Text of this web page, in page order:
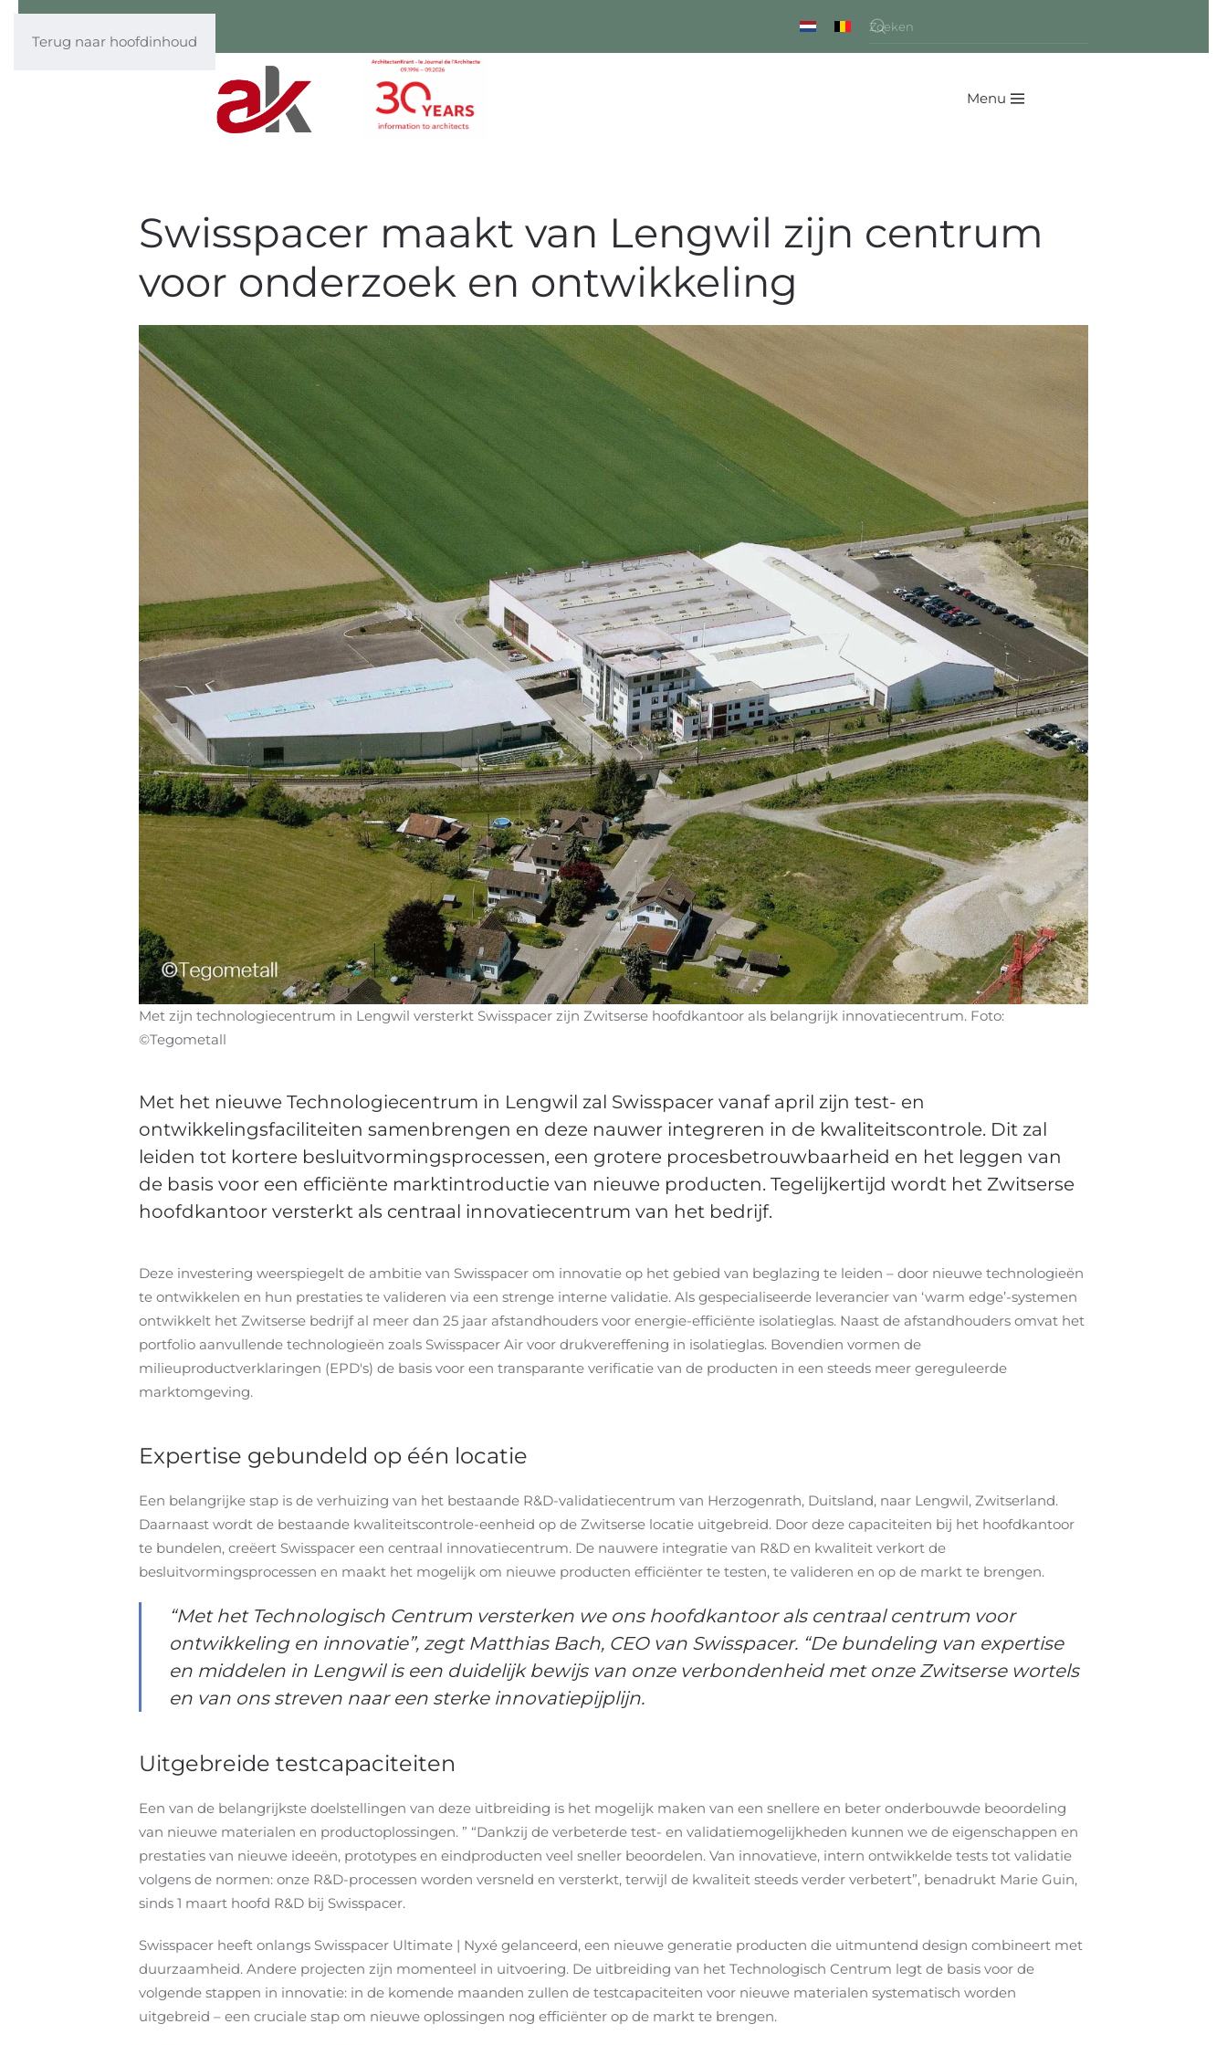
Terug naar hoofdinhoud
Menu
Swisspacer maakt van Lengwil zijn centrum
voor onderzoek en ontwikkeling
Met zijn technologiecentrum in Lengwil versterkt Swisspacer zijn Zwitserse hoofdkantoor als belangrijk innovatiecentrum. Foto:
©Tegometall
Met het nieuwe Technologiecentrum in Lengwil zal Swisspacer vanaf april zijn test- en
ontwikkelingsfaciliteiten samenbrengen en deze nauwer integreren in de kwaliteitscontrole. Dit zal
leiden tot kortere besluitvormingsprocessen, een grotere procesbetrouwbaarheid en het leggen van
de basis voor een efficiënte marktintroductie van nieuwe producten. Tegelijkertijd wordt het Zwitserse
hoofdkantoor versterkt als centraal innovatiecentrum van het bedrijf.
Deze investering weerspiegelt de ambitie van Swisspacer om innovatie op het gebied van beglazing te leiden – door nieuwe technologieën
te ontwikkelen en hun prestaties te valideren via een strenge interne validatie. Als gespecialiseerde leverancier van ‘warm edge’-systemen
ontwikkelt het Zwitserse bedrijf al meer dan 25 jaar afstandhouders voor energie-efficiënte isolatieglas. Naast de afstandhouders omvat het
portfolio aanvullende technologieën zoals Swisspacer Air voor drukvereffening in isolatieglas. Bovendien vormen de
milieuproductverklaringen (EPD's) de basis voor een transparante verificatie van de producten in een steeds meer gereguleerde
marktomgeving.
Expertise gebundeld op één locatie
Een belangrijke stap is de verhuizing van het bestaande R&D-validatiecentrum van Herzogenrath, Duitsland, naar Lengwil, Zwitserland.
Daarnaast wordt de bestaande kwaliteitscontrole-eenheid op de Zwitserse locatie uitgebreid. Door deze capaciteiten bij het hoofdkantoor
te bundelen, creëert Swisspacer een centraal innovatiecentrum. De nauwere integratie van R&D en kwaliteit verkort de
besluitvormingsprocessen en maakt het mogelijk om nieuwe producten efficiënter te testen, te valideren en op de markt te brengen.
“Met het Technologisch Centrum versterken we ons hoofdkantoor als centraal centrum voor
ontwikkeling en innovatie”, zegt Matthias Bach, CEO van Swisspacer. “De bundeling van expertise
en middelen in Lengwil is een duidelijk bewijs van onze verbondenheid met onze Zwitserse wortels
en van ons streven naar een sterke innovatiepijplijn.
Uitgebreide testcapaciteiten
Een van de belangrijkste doelstellingen van deze uitbreiding is het mogelijk maken van een snellere en beter onderbouwde beoordeling
van nieuwe materialen en productoplossingen. ” “Dankzij de verbeterde test- en validatiemogelijkheden kunnen we de eigenschappen en
prestaties van nieuwe ideeën, prototypes en eindproducten veel sneller beoordelen. Van innovatieve, intern ontwikkelde tests tot validatie
volgens de normen: onze R&D-processen worden versneld en versterkt, terwijl de kwaliteit steeds verder verbetert”, benadrukt Marie Guin,
sinds 1 maart hoofd R&D bij Swisspacer.
Swisspacer heeft onlangs Swisspacer Ultimate | Nyxé gelanceerd, een nieuwe generatie producten die uitmuntend design combineert met
duurzaamheid. Andere projecten zijn momenteel in uitvoering. De uitbreiding van het Technologisch Centrum legt de basis voor de
volgende stappen in innovatie: in de komende maanden zullen de testcapaciteiten voor nieuwe materialen systematisch worden
uitgebreid – een cruciale stap om nieuwe oplossingen nog efficiënter op de markt te brengen.